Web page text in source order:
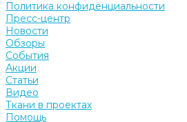
Политика конфиденциальности
Пресс-центр
Новости
Обзоры
События
Акции
Статьи
Видео
Ткани в проектах
Помощь